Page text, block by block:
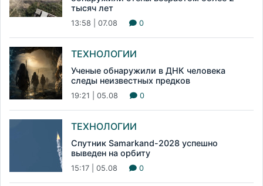
тысяч лет
13:58 | 07.08 0
ТЕХНОЛОГИИ
Ученые обнаружили в ДНК человека
следы неизвестных предков
19:21 | 05.08 0
ТЕХНОЛОГИИ
Спутник Samarkand-2028 успешно
выведен на орбиту
15:17 | 05.08 0